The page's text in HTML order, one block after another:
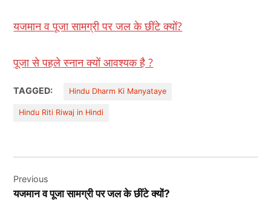
यजमान व पूजा सामग्री पर जल के छींटे क्यों?
पूजा से पहले स्नान क्यों आवश्यक है ?
TAGGED: Hindu Dharm Ki Manyataye
Hindu Riti Riwaj in Hindi
navigation
Previous
यजमान व पूजा सामग्री पर जल के छींटे क्यों?